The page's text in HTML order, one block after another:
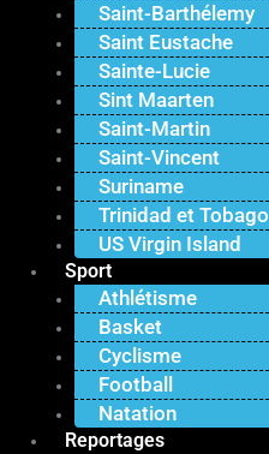
Saint-Barthélemy
Saint Eustache
Sainte-Lucie
Sint Maarten
Saint-Martin
Saint-Vincent
Suriname
Trinidad et Tobago
US Virgin Island
Sport
Athlétisme
Basket
Cyclisme
Football
Natation
Reportages